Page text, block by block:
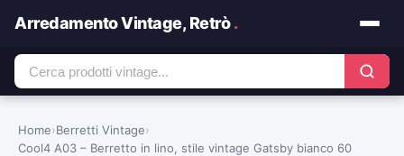
Arredamento Vintage, Retrò.
Home›Berretti Vintage›
Cool4 A03 – Berretto in lino, stile vintage Gatsby bianco 60